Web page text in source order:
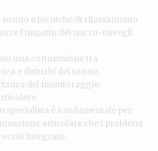
e tecniche di rilassamento
l’impatto dei micro-risvegli
una connessione tra
e disturbi del sonno,
del monitoraggio
specialista è fondamentale per
articolare che i problemi
integrato.